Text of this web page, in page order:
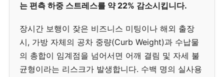
는 편측 하중 스트레스를 약 22% 감소시킵니다.
장시간 보행이 잦은 비즈니스 미팅이나 해외 출장
시, 가방 자체의 공차 중량(Curb Weight)과 수납물
의 총합이 임계점을 넘어서면 어깨 결림 및 자세 불
균형이라는 리스크가 발생합니다. 수백 명의 실사용